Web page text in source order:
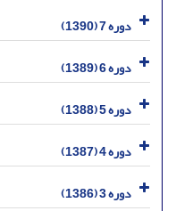
دوره 7 (1390)
دوره 6 (1389)
دوره 5 (1388)
دوره 4 (1387)
دوره 3 (1386)